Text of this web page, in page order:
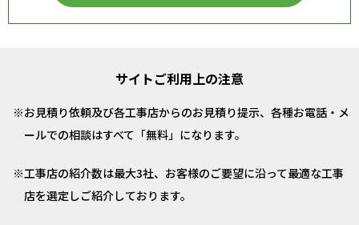
サイトご利用上の注意
お見積り依頼及び各工事店からのお見積り提示、各種お電話・メ
ールでの相談はすべて「無料」になります。
工事店の紹介数は最大3社、お客様のご要望に沿って最適な工事
店を選定しご紹介しております。